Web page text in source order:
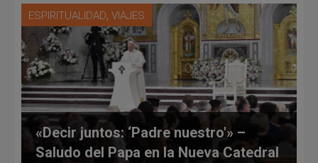
ESPIRITUALIDAD, VIAJES
«Decir juntos: ‘Padre nuestro'» –
Saludo del Papa en la Nueva Catedral